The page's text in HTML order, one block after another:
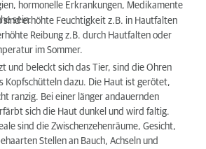
hormonelle Erkrankungen, Medikamente
sein.
sind erhöhte Feuchtigkeit z.B. in Hautfalten
Reibung z.B. durch Hautfalten oder
im Sommer.
und beleckt sich das Tier, sind die Ohren
Kopfschütteln dazu. Die Haut ist gerötet,
ranzig. Bei einer länger andauernden
sich die Haut dunkel und wird faltig.
sind die Zwischenzehenräume, Gesicht,
Stellen an Bauch, Achseln und